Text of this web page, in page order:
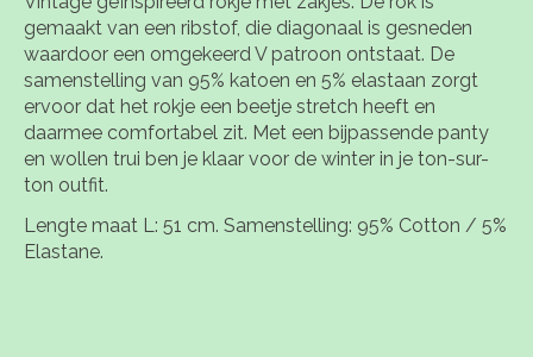
gemaakt van een ribstof, die diagonaal is gesneden
waardoor een omgekeerd V patroon ontstaat. De
samenstelling van 95% katoen en 5% elastaan zorgt
ervoor dat het rokje een beetje stretch heeft en
daarmee comfortabel zit. Met een bijpassende panty
en wollen trui ben je klaar voor de winter in je ton-sur-
ton outfit.
Lengte maat L: 51 cm. Samenstelling: 95% Cotton / 5%
Elastane.